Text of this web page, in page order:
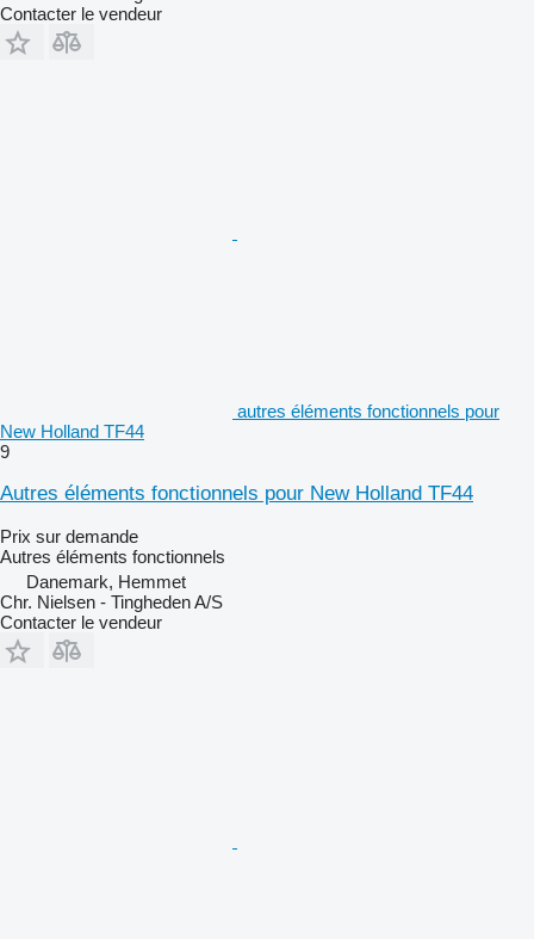
Contacter le vendeur
autres éléments fonctionnels pour
New Holland TF44
9
Autres éléments fonctionnels pour New Holland TF44
Prix sur demande
Autres éléments fonctionnels
Danemark, Hemmet
Chr. Nielsen - Tingheden A/S
Contacter le vendeur